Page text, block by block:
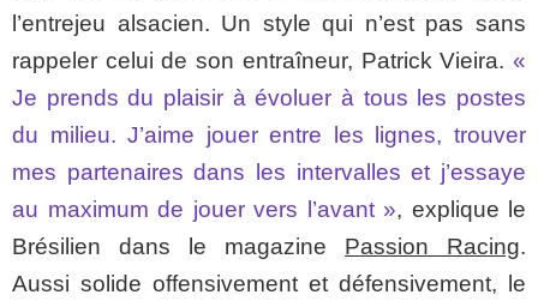
l’entrejeu alsacien. Un style qui n’est pas sans
rappeler celui de son entraîneur, Patrick Vieira. «
Je prends du plaisir à évoluer à tous les postes
du milieu. J’aime jouer entre les lignes, trouver
mes partenaires dans les intervalles et j’essaye
au maximum de jouer vers l’avant », explique le
Brésilien dans le magazine Passion Racing.
Aussi solide offensivement et défensivement, le